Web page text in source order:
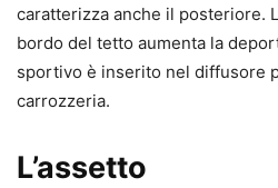
caratterizza anche il posteriore.
bordo del tetto aumenta la
sportivo è inserito nel diffusore
carrozzeria.
L’assetto